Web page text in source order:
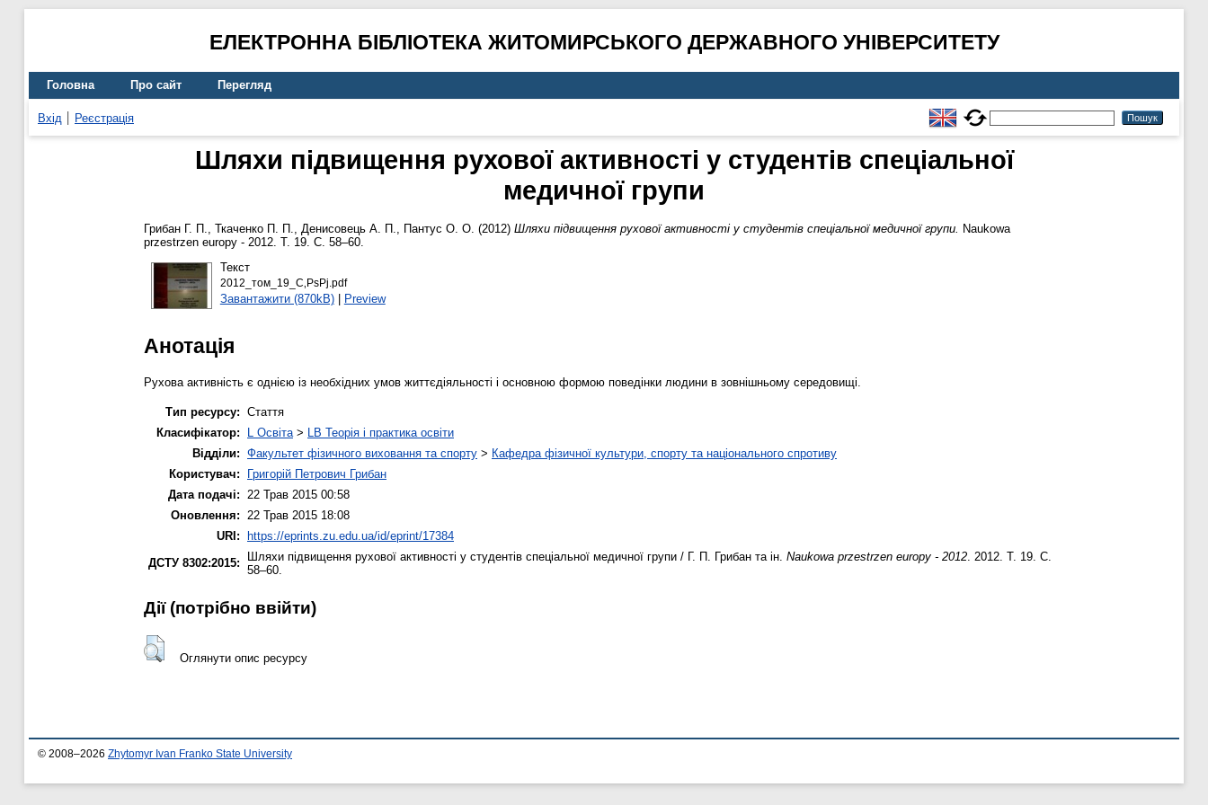
ЕЛЕКТРОННА БІБЛІОТЕКА ЖИТОМИРСЬКОГО ДЕРЖАВНОГО УНІВЕРСИТЕТУ
Головна Про сайт Перегляд
Вхід Реєстрація
Шляхи підвищення рухової активності у студентів спеціальної
медичної групи
Грибан Г. П., Ткаченко П. П., Денисовець А. П., Пантус О. О. (2012) Шляхи підвищення рухової активності у студентів спеціальної медичної групи. Naukowa
przestrzen europy - 2012. Т. 19. С. 58–60.
Текст
2012_том_19_С‚РѕРј.pdf
Завантажити (870kB)| Preview
Анотація
Рухова активність є однією із необхідних умов життєдіяльності і основною формою поведінки людини в зовнішньому середовищі.
Тип ресурсу: Стаття
Класифікатор:
L Освіта > LB Теорія і практика освіти
Відділи: Факультет фізичного виховання та спорту > Кафедра фізичної культури, спорту та національного спротиву
Користувач:
Григорій Петрович Грибан
Дата подачі:
22 Трав 2015 00:58
Оновлення:
22 Трав 2015 18:08
URI: https://eprints.zu.edu.ua/id/eprint/17384
ДСТУ 8302:2015:
Шляхи підвищення рухової активності у студентів спеціальної медичної групи / Г. П. Грибан та ін. Naukowa przestrzen europy - 2012 . 2012. Т. 19. С.
58–60.
Дії ​​(потрібно ввійти)
Оглянути опис ресурсу
© 2008–2026 Zhytomyr Ivan Franko State University